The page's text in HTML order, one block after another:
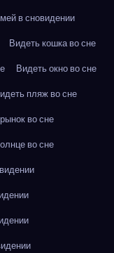
в сновидении
Видеть кошка во сне
Видеть окно во сне
пляж во сне
во сне
во сне